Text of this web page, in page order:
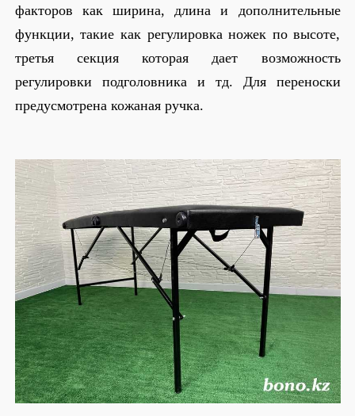
факторов как ширина, длина и дополнительные
функции, такие как регулировка ножек по высоте,
третья секция которая дает возможность
регулировки подголовника и тд. Для переноски
предусмотрена кожаная ручка.